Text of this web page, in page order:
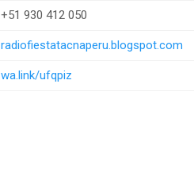
+51 930 412 050
radiofiestatacnaperu.blogspot.com
wa.link/ufqpiz